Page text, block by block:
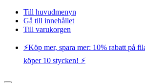
Till huvudmenyn
Gå till innehållet
Till varukorgen
⚡️Köp mer, spara mer: 10% rabatt på
köper 10 stycken! ⚡️